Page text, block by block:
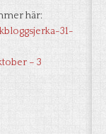
här:
31-
– 3